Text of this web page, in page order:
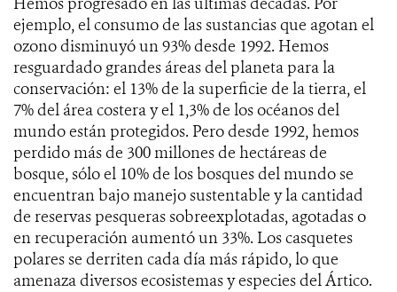
ejemplo, el consumo de las sustancias que agotan el
ozono disminuyó un 93% desde 1992. Hemos
resguardado grandes áreas del planeta para la
conservación: el 13% de la superficie de la tierra, el
7% del área costera y el 1,3% de los océanos del
mundo están protegidos. Pero desde 1992, hemos
perdido más de 300 millones de hectáreas de
bosque, sólo el 10% de los bosques del mundo se
encuentran bajo manejo sustentable y la cantidad
de reservas pesqueras sobreexplotadas, agotadas o
en recuperación aumentó un 33%. Los casquetes
polares se derriten cada día más rápido, lo que
amenaza diversos ecosistemas y especies del Ártico.